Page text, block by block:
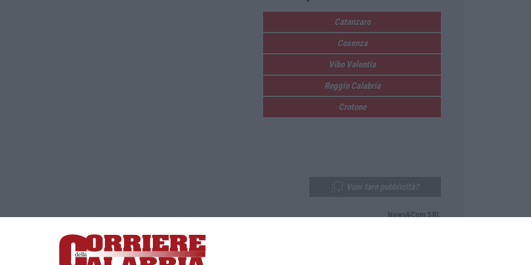
Catanzaro
Cosenza
Vibo Valentia
Reggio Calabria
Crotone
Lamezia Terme (CZ)
responsabile Paola Militano |Privacy
News&Com SRL